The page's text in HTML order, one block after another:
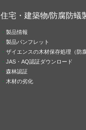
住宅・建築物/防腐防蟻
製品情報
製品パンフレット
ザイエンスの木材保存処理（防
JAS・AQ認証ダウンロード
森林認証
木材の劣化